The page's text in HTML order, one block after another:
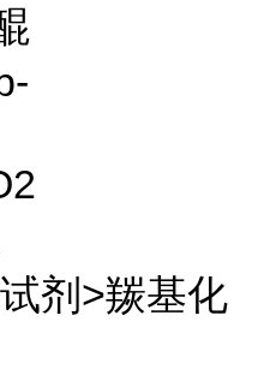
剂>羰基化